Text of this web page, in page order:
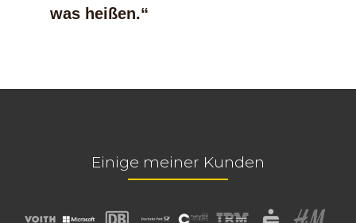
was heißen.“
Einige meiner Kunden